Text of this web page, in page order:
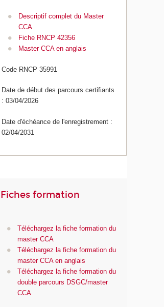
Descriptif complet du Master
CCA
Fiche RNCP 42356
Master CCA en anglais
Code RNCP 35991
Date de début des parcours certifiants
: 03/04/2026
Date d'échéance de l'enregistrement :
02/04/2031
Fiches formation
Téléchargez la fiche formation du
master CCA
Téléchargez la fiche formation du
master CCA en anglais
Téléchargez la fiche formation du
double parcours DSGC/master
CCA